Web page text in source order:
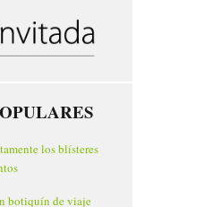
los blísteres
botiquín de viaje